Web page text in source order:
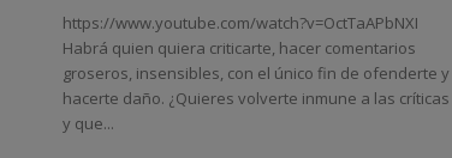
https://www.youtube.com/watch?v=OctTaAPbNXI
Habrá quien quiera criticarte, hacer comentarios
groseros, insensibles, con el único fin de ofenderte y
hacerte daño. ¿Quieres volverte inmune a las críticas
y que...